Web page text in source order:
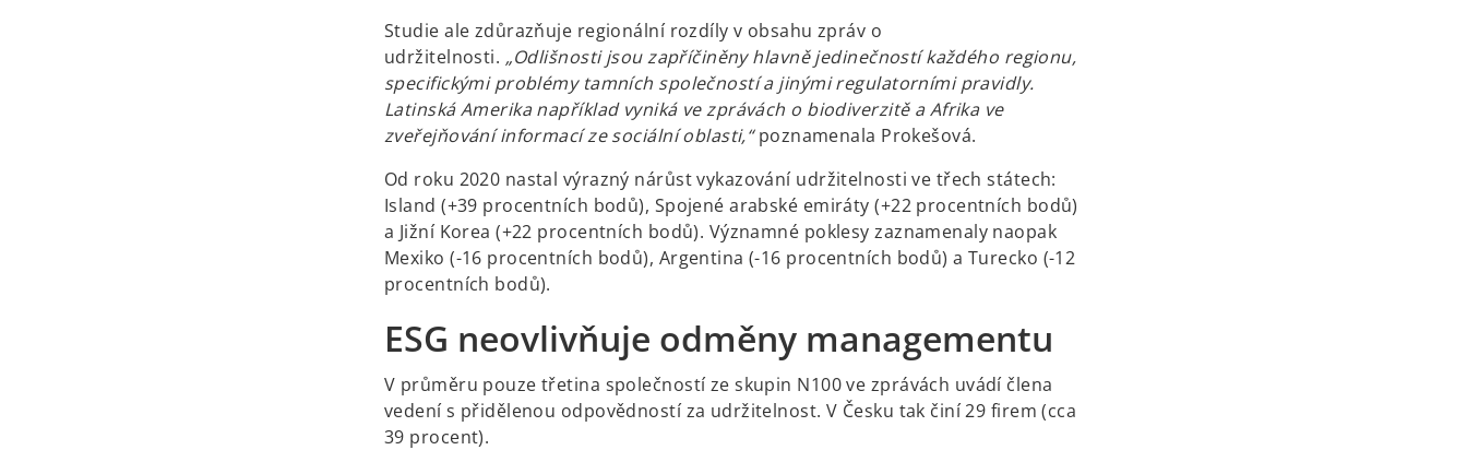
Studie ale zdůrazňuje regionální rozdíly v obsahu zpráv o
udržitelnosti. „Odlišnosti jsou zapříčiněny hlavně jedinečností každého regionu,
specifickými problémy tamních společností a jinými regulatorními pravidly.
Latinská Amerika například vyniká ve zprávách o biodiverzitě a Afrika ve
zveřejňování informací ze sociální oblasti,“poznamenala Prokešová.
Od roku 2020 nastal výrazný nárůst vykazování udržitelnosti ve třech státech:
Island (+39 procentních bodů), Spojené arabské emiráty (+22 procentních bodů)
a Jižní Korea (+22 procentních bodů). Významné poklesy zaznamenaly naopak
Mexiko (-16 procentních bodů), Argentina (-16 procentních bodů) a Turecko (-12
procentních bodů).
ESG neovlivňuje odměny managementu
V průměru pouze třetina společností ze skupin N100 ve zprávách uvádí člena
vedení s přidělenou odpovědností za udržitelnost. V Česku tak činí 29 firem (cca
39 procent).